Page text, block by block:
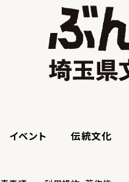
イベント 伝統文化